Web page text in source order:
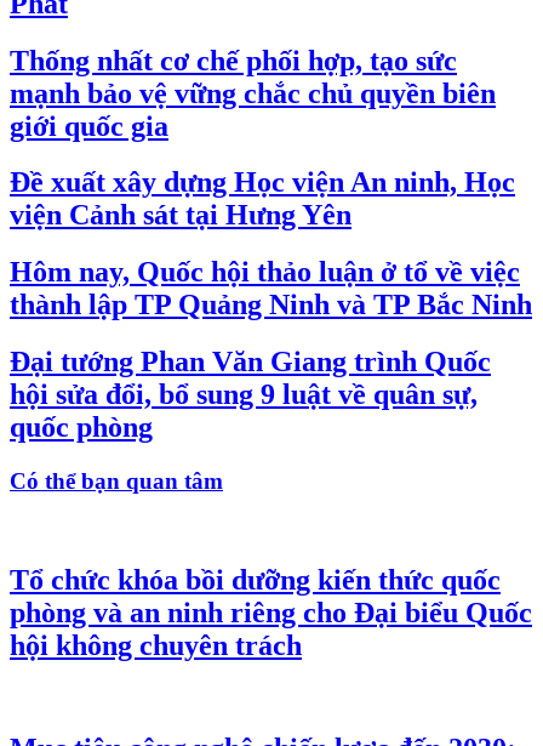
Thống nhất cơ chế phối hợp, tạo sức
mạnh bảo vệ vững chắc chủ quyền biên
giới quốc gia
Đề xuất xây dựng Học viện An ninh, Học
viện Cảnh sát tại Hưng Yên
Hôm nay, Quốc hội thảo luận ở tổ về việc
thành lập TP Quảng Ninh và TP Bắc Ninh
Đại tướng Phan Văn Giang trình Quốc
hội sửa đổi, bổ sung 9 luật về quân sự,
quốc phòng
Có thể bạn quan tâm
Tổ chức khóa bồi dưỡng kiến thức quốc
phòng và an ninh riêng cho Đại biểu Quốc
hội không chuyên trách